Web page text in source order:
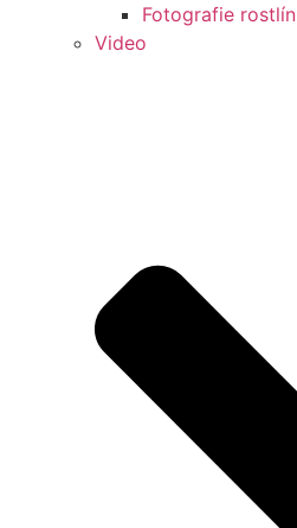
Fotografie rostlín
Video